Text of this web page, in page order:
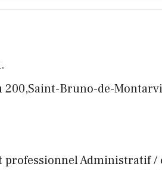
Bruno-de-
professionnel Administratif